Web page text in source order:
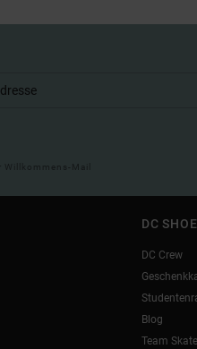
Mail
DC
DC Crew
Blog
Team Skate